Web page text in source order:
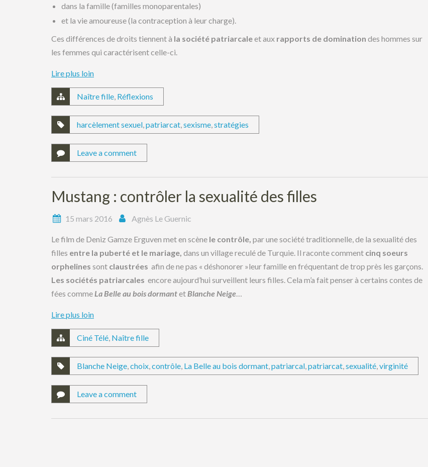
dans la famille (familles monoparentales)
et la vie amoureuse (la contraception à leur charge).
Ces différences de droits tiennent à la société patriarcaleet aux rapports de domination des hommes sur
les femmes qui caractérisent celle-ci.
Lire plus loin
Naître fille, Réflexions
harcèlement sexuel,patriarcat,sexisme,stratégies
Leave a comment
Mustang : contrôler la sexualité des filles
15 mars 2016 Agnès Le Guernic
Le film de Deniz Gamze Erguven met en scène le contrôle, par une société traditionnelle, de la sexualité des
filles entre la puberté et le mariage, dans un village reculé de Turquie. Il raconte comment cinq soeurs
orphelines sont claustrées afin de ne pas « déshonorer »leur famille en fréquentant de trop près les garçons.
Les sociétés patriarcales encore aujourd’hui surveillent leurs filles. Cela m’a fait penser à certains contes de
fées commeLa Belle au bois dormantetBlanche Neige…
Lire plus loin
Ciné Télé, Naître fille
Blanche Neige,choix,contrôle, La Belle au bois dormant,patriarcal,patriarcat,sexualité,virginité
Leave a comment